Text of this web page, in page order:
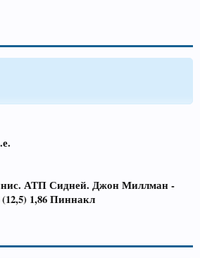
АТП Сидней. Джон Миллман -
1,86 Пиннакл